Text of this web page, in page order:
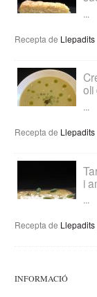
...
Recepta de Llepadits
oli
...
Recepta de Llepadits
i
...
Recepta de Llepadits
INFORMACIÓ